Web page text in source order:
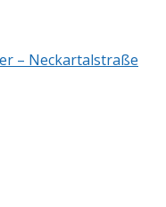
– Neckartalstraße